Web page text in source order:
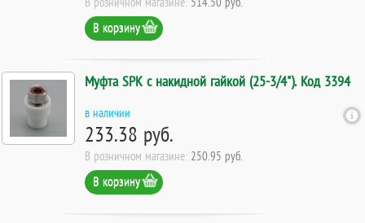
В корзину
Муфта SPK с накидной гайкой (25-3/4"). Код 3394
в наличии
233.38 руб.
В розничном магазине: 250.95 руб.
В корзину